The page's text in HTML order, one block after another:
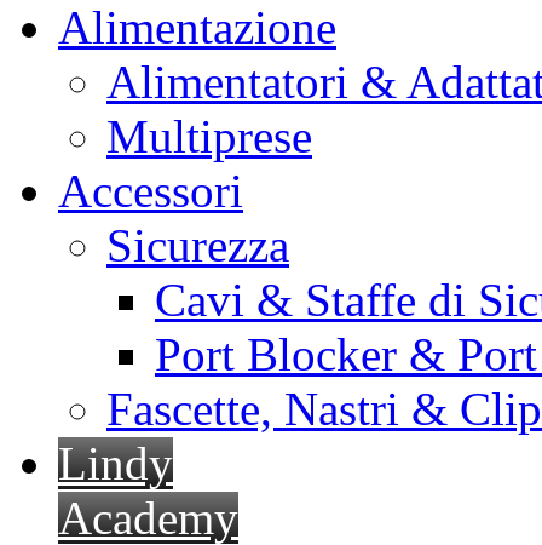
Alimentazione
Alimentatori &
Multiprese
Accessori
Sicurezza
Cavi & Staffe di
Port Blocker &
Fascette, Nastri &
Lindy
Academy